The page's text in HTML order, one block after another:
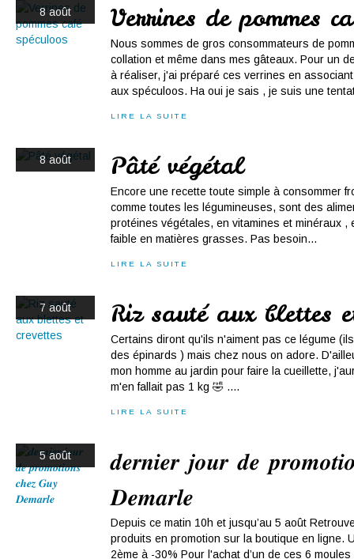
8 août Verrines de pommes
Nous sommes de gros consommateurs de
collation et même dans mes gâteaux. Pour un
à réaliser, j'ai préparé ces verrines en
aux spéculoos. Ha oui je sais , je suis une
LIRE LA SUITE
8 août Pâté végétal
Encore une recette toute simple à consommer
comme toutes les légumineuses, sont des
protéines végétales, en vitamines et minéraux ,
faible en matières grasses. Pas besoin...
LIRE LA SUITE
7 août Riz sauté aux blettes
Certains diront qu'ils n'aiment pas ce légume
des épinards ) mais chez nous on adore.
mon homme au jardin pour faire la cueillette,
m'en fallait pas 1 kg 🤣 ....
LIRE LA SUITE
5 août
𝒅𝒆𝒓𝒏𝒊𝒆𝒓 𝒋𝒐𝒖𝒓 𝒅𝒆
𝑫𝒆𝒎𝒂𝒓𝒍𝒆
Depuis ce matin 10h et jusqu’au 5 août
produits en promotion sur la boutique en ligne.
2ème à -30% Pour l'achat d’un de ces 6